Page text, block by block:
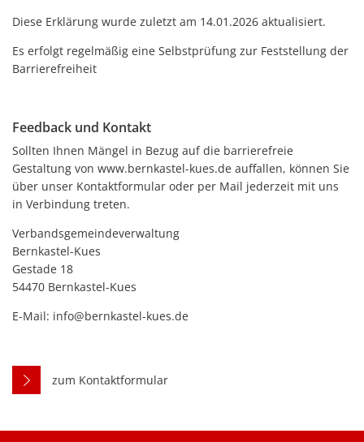
Diese Erklärung wurde zuletzt am 14.01.2026 aktualisiert.
Es erfolgt regelmäßig eine Selbstprüfung zur Feststellung der
Barrierefreiheit
Feedback und Kontakt
Sollten Ihnen Mängel in Bezug auf die barrierefreie
Gestaltung von www.bernkastel-kues.de auffallen, können Sie
über unser Kontaktformular oder per Mail jederzeit mit uns
in Verbindung treten.
Verbandsgemeindeverwaltung
Bernkastel-Kues
Gestade 18
54470 Bernkastel-Kues
E-Mail: info@bernkastel-kues.de
zum Kontaktformular